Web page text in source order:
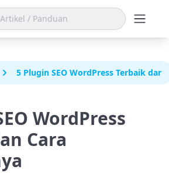
5 Plugin SEO WordPress Terbaik dan
WordPress
Cara